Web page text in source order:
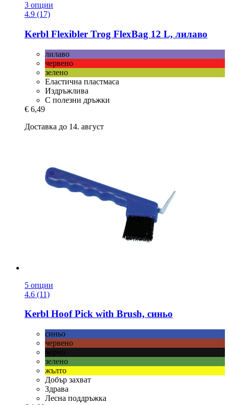
3 опции
4.9 (17)
Kerbl Flexibler Trog FlexBag 12 L, лилаво
лилаво
червенo
зелено
Еластична пластмаса
Издръжлива
С полезни дръжки
€ 6,49
Доставка до 14. август
5 опции
4.6 (11)
Kerbl Hoof Pick with Brush, синьо
синьо
червено
зелено
жълто
Добър захват
Здрава
Лесна поддръжка